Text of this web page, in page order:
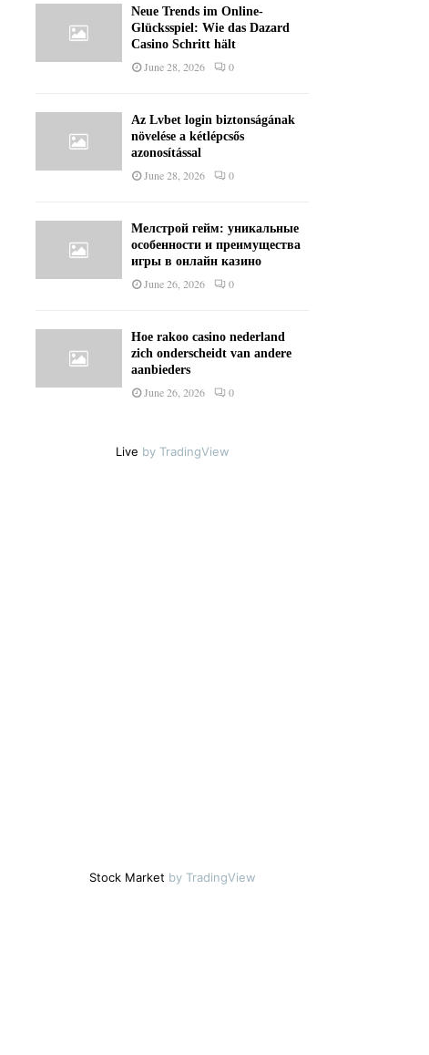
Neue Trends im Online-
Glücksspiel: Wie das Dazard
Casino Schritt hält
June 28, 2026 0
Az Lvbet login biztonságának
növelése a kétlépcsős
azonosítással
June 28, 2026 0
Мелстрой гейм: уникальные
особенности и преимущества
игры в онлайн казино
June 26, 2026 0
Hoe rakoo casino nederland
zich onderscheidt van andere
aanbieders
June 26, 2026 0
Live by TradingView
Stock Marketby TradingView